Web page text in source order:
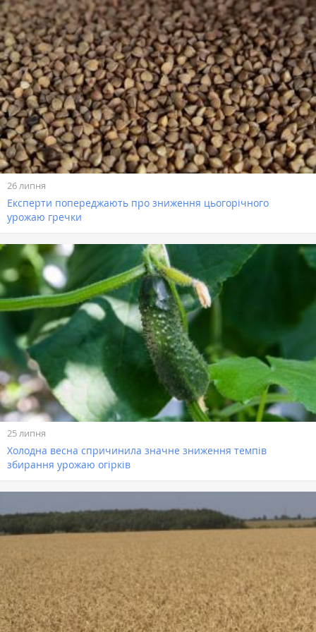
26 липня
Експерти попереджають про зниження цьогорічного
урожаю гречки
25 липня
Холодна весна спричинила значне зниження темпів
збирання урожаю огірків